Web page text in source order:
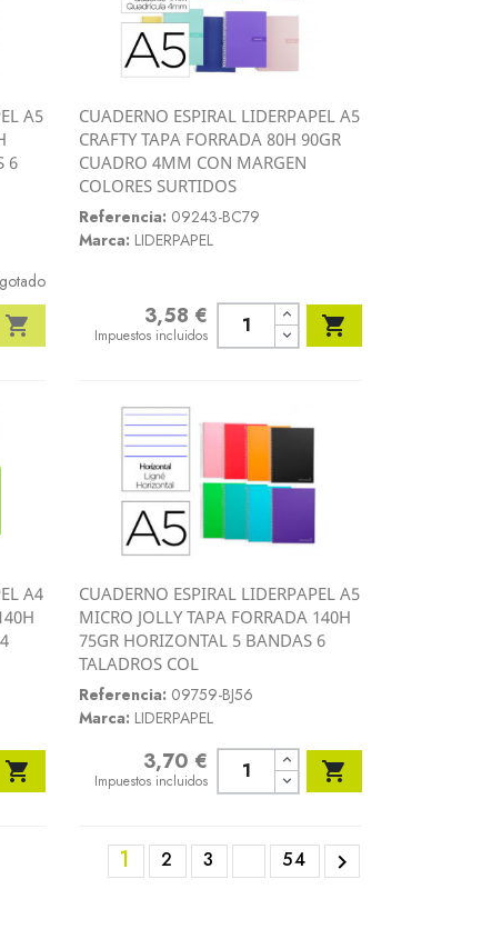
A5
6

Vista rápida
CUADERNO ESPIRAL LIDERPAPEL A5
CRAFTY TAPA FORRADA 80H 90GR
CUADRO 4MM CON MARGEN
COLORES SURTIDOS
Referencia: 09243-BC79
Marca: LIDERPAPEL
3,58 €
Impuestos incluidos 
A4

Vista rápida
CUADERNO ESPIRAL LIDERPAPEL A5
MICRO JOLLY TAPA FORRADA 140H
75GR HORIZONTAL 5 BANDAS 6
TALADROS COL
Referencia: 09759-BJ56
Marca: LIDERPAPEL
3,70 €
Impuestos incluidos 
1 2 3 54 